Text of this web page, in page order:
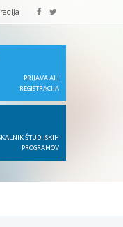
PRIJAVA ALI
REGISTRACIJA
ŠTUDIJSKIH
PROGRAMOV